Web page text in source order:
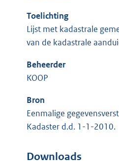
Toelichting
Lijst met kadastrale
van de kadastrale
Beheerder
KOOP
Bron
Eenmalige
Kadaster d.d. 1-1-2010.
Downloads